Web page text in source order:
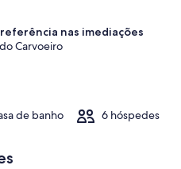
nas imediações
Carvoeiro
de banho 6 hóspedes